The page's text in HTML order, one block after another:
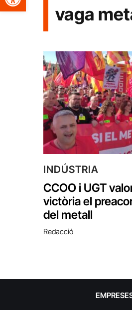
vaga
INDÚSTRIA
CCOO i UGT
victòria el
del metall
Redacció